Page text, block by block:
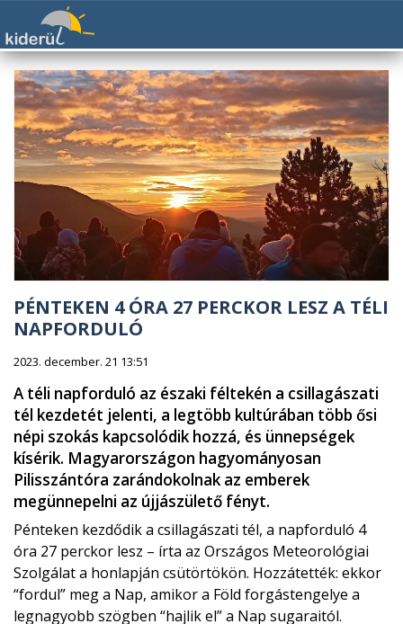
PÉNTEKEN 4 ÓRA 27 PERCKOR LESZ A TÉLI
NAPFORDULÓ
2023. december. 21 13:51
A téli napforduló az északi féltekén a csillagászati
tél kezdetét jelenti, a legtöbb kultúrában több ősi
népi szokás kapcsolódik hozzá, és ünnepségek
kísérik. Magyarországon hagyományosan
Pilisszántóra zarándokolnak az emberek
megünnepelni az újjászülető fényt.
Pénteken kezdődik a csillagászati tél, a napforduló 4
óra 27 perckor lesz – írta az Országos Meteorológiai
Szolgálat a honlapján csütörtökön. Hozzátették: ekkor
“fordul” meg a Nap, amikor a Föld forgástengelye a
legnagyobb szögben “hajlik el” a Nap sugaraitól.